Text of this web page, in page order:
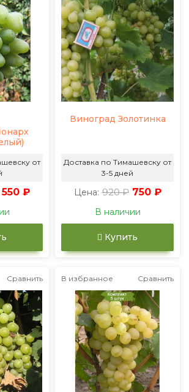
от
550 ₽
Виноград Золотинка
Доставка по Тимашевску от
3-5 дней
Цена: 920 ₽ 750 ₽
В наличии
Купить
Сравнить В избранное Сравнить